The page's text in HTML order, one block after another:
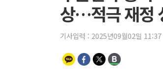
상…적극 재정
기사입력 : 2025년09월02일 11:37